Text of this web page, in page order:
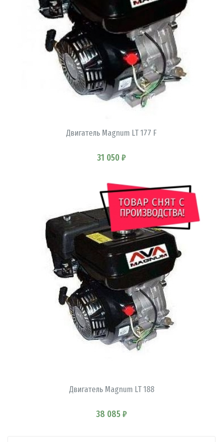
Двигатель Magnum LT 177 F
31 050 ₽
В КОРЗИНУ
Двигатель Magnum LT 188
38 085 ₽
В КОРЗИНУ